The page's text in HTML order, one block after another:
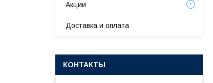
Акции
Доставка и оплата
КОНТАКТЫ